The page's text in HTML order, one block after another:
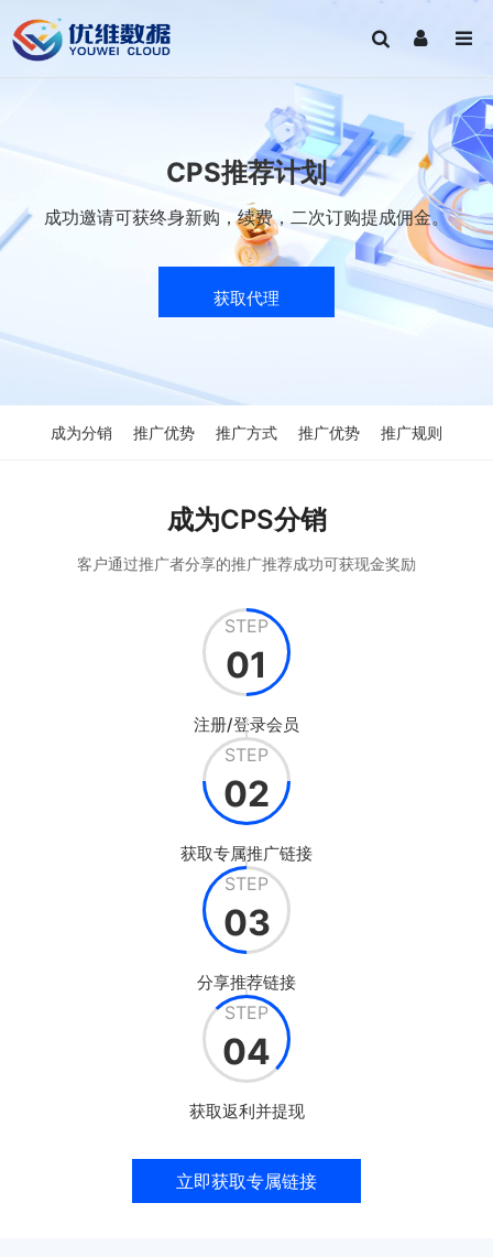
CPS推荐计划
成功邀请可获终身新购，续费，二次订购提成佣金。
获取代理
成为分销 推广优势 推广方式 推广优势 推广规则
成为CPS分销
客户通过推广者分享的推广推荐成功可获现金奖励
STEP
01
注册/登录会员
STEP
02
获取专属推广链接
STEP
03
分享推荐链接
STEP
04
获取返利并提现
立即获取专属链接